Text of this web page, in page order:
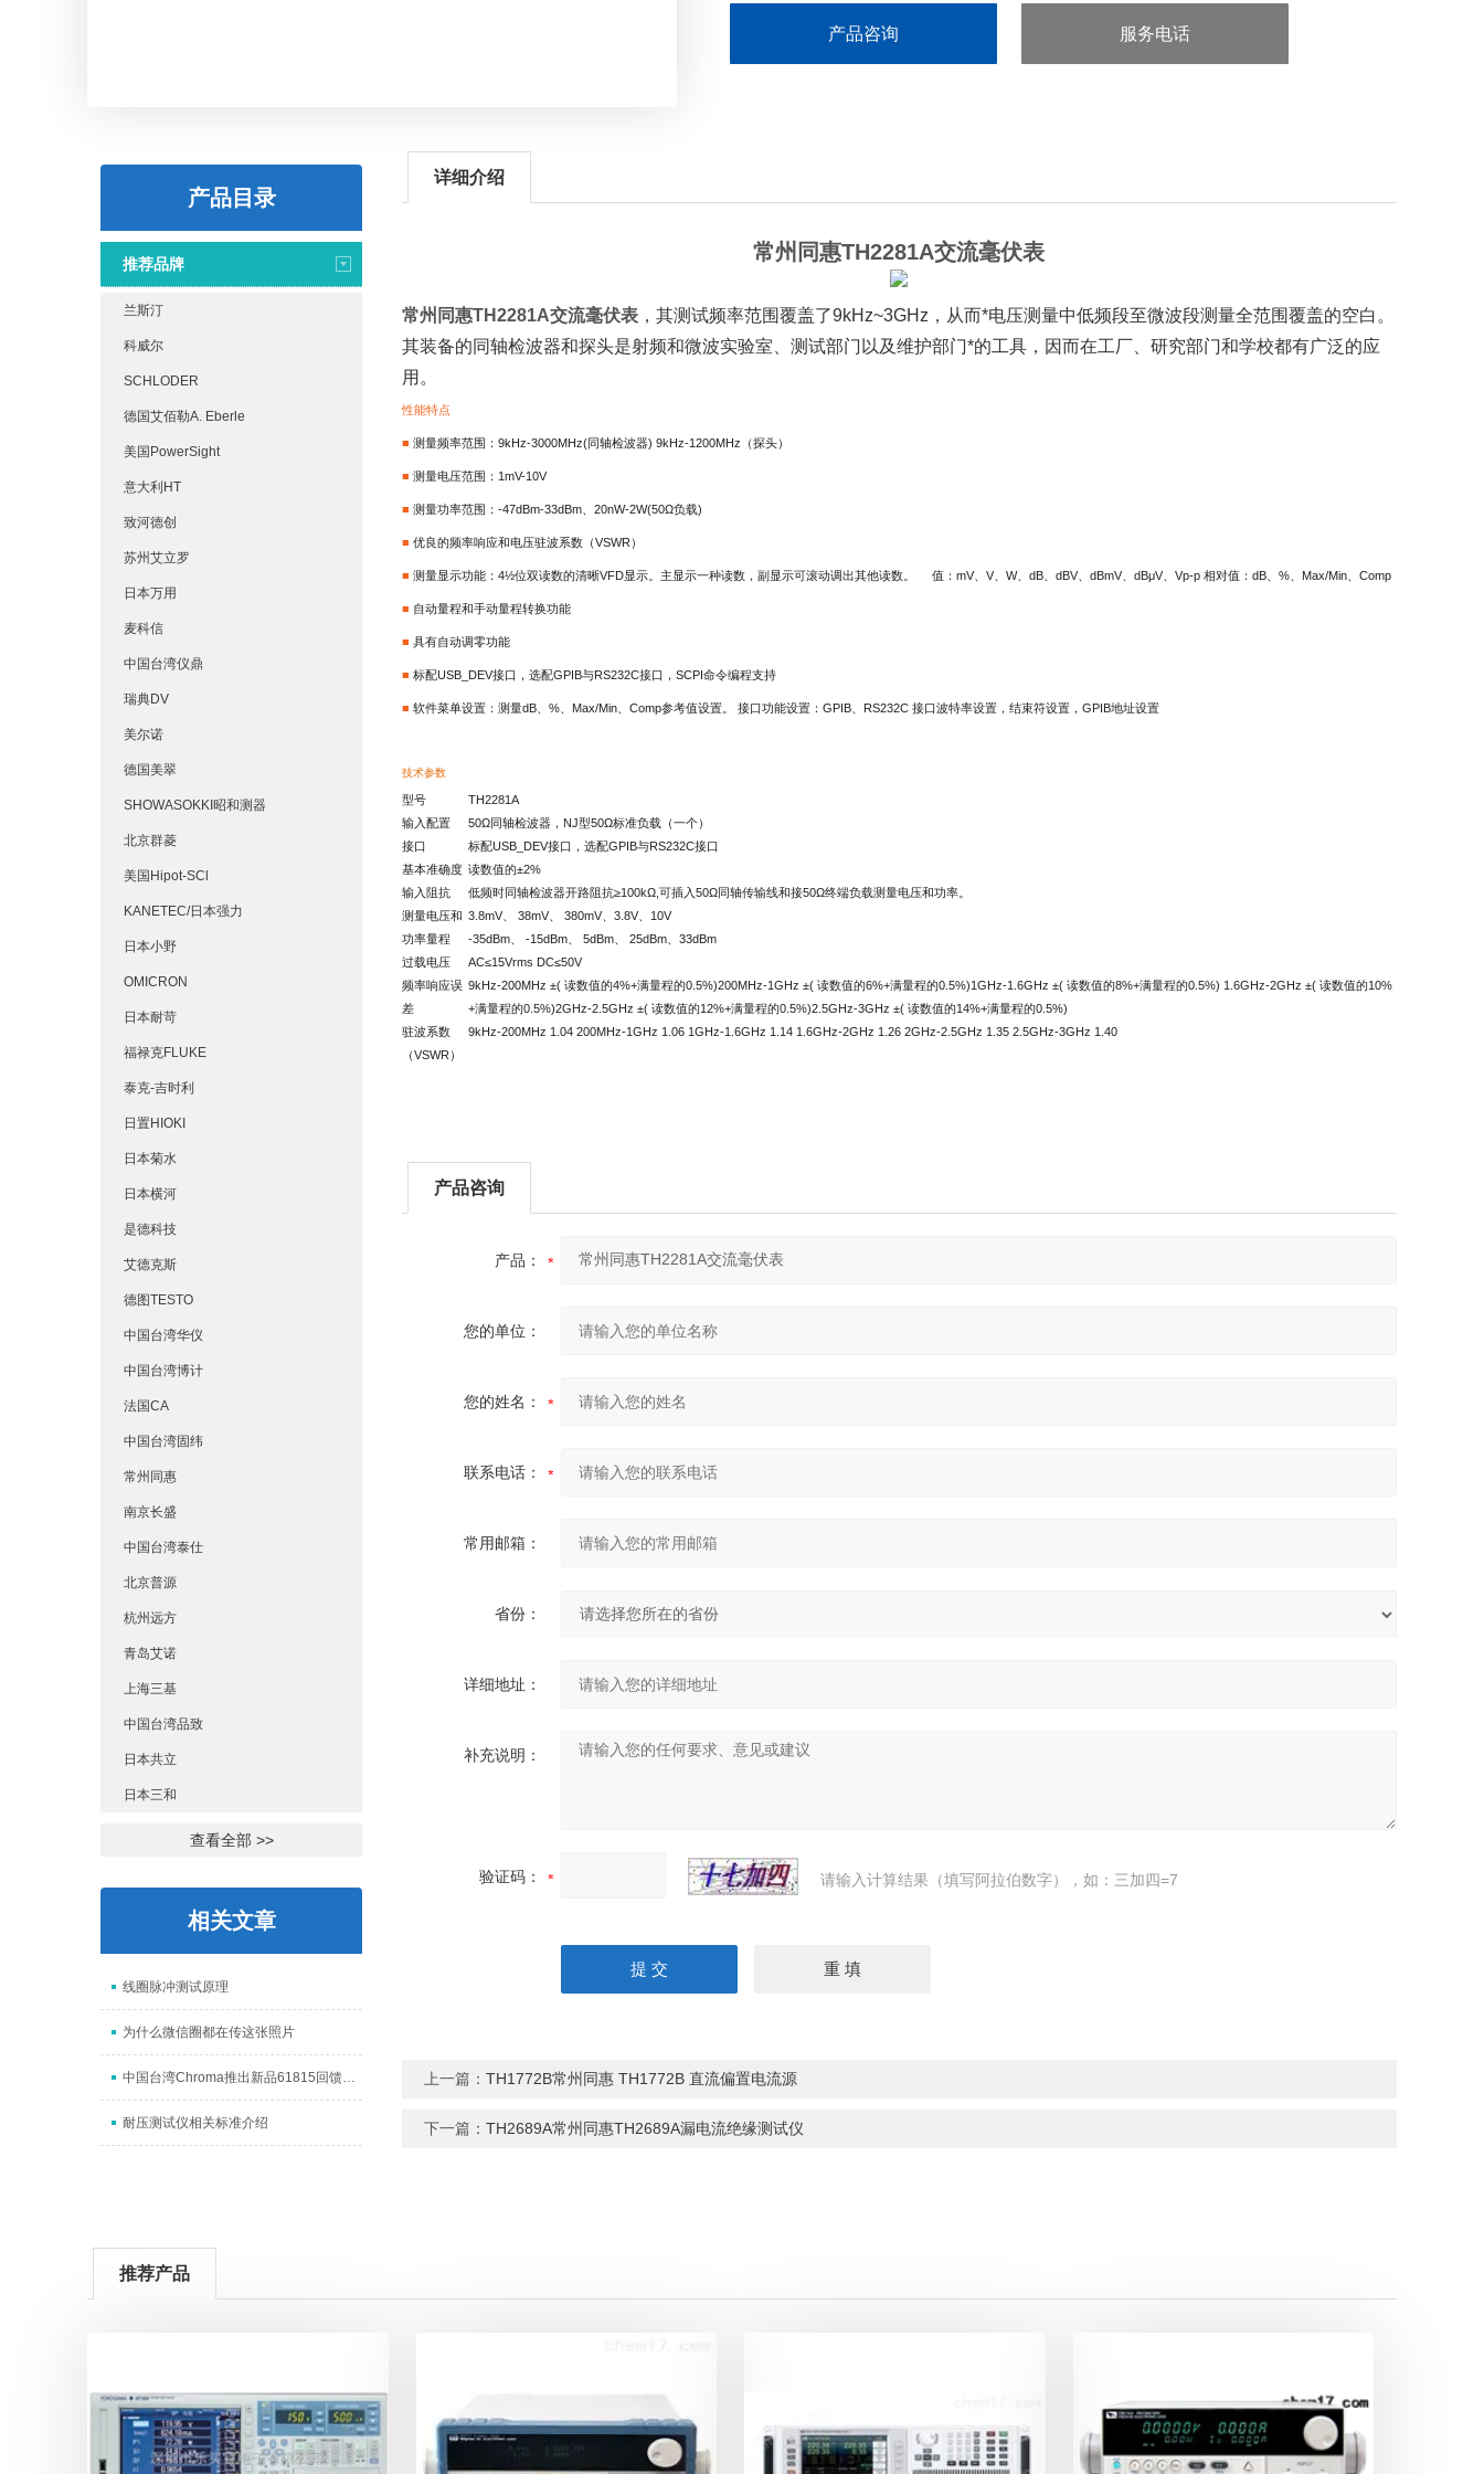
产品咨询 服务电话
产品目录
推荐品牌
兰斯汀
科威尔
SCHLODER
德国艾佰勒A. Eberle
美国PowerSight
意大利HT
致河德创
苏州艾立罗
日本万用
麦科信
中国台湾仪鼎
瑞典DV
美尔诺
德国美翠
SHOWASOKKI昭和测器
北京群菱
美国Hipot-SCl
KANETEC/日本强力
日本小野
OMICRON
日本耐苛
福禄克FLUKE
泰克-吉时利
日置HIOKI
日本菊水
日本横河
是德科技
艾德克斯
德图TESTO
中国台湾华仪
中国台湾博计
法国CA
中国台湾固纬
常州同惠
南京长盛
中国台湾泰仕
北京普源
杭州远方
青岛艾诺
上海三基
中国台湾品致
日本共立
日本三和
查看全部 >>
相关文章
线圈脉冲测试原理
为什么微信圈都在传这张照片
中国台湾Chroma推出新品61815回馈式交流电源
耐压测试仪相关标准介绍
详细介绍
常州同惠TH2281A交流毫伏表
常州同惠TH2281A交流毫伏表，其测试频率范围覆盖了9kHz~3GHz，从而*电压测量中低频段至微波段测量全范围覆盖的空白。
其装备的同轴检波器和探头是射频和微波实验室、测试部门以及维护部门*的工具，因而在工厂、研究部门和学校都有广泛的应
用。
性能特点
■ 测量频率范围：9kHz-3000MHz(同轴检波器) 9kHz-1200MHz（探头）
■ 测量电压范围：1mV-10V
■ 测量功率范围：-47dBm-33dBm、20nW-2W(50Ω负载)
■ 优良的频率响应和电压驻波系数（VSWR）
■ 测量显示功能：4½位双读数的清晰VFD显示。主显示一种读数，副显示可滚动调出其他读数。 值：mV、V、W、dB、dBV、dBmV、dBμV、Vp-p 相对值：dB、%、Max/Min、Comp
■ 自动量程和手动量程转换功能
■ 具有自动调零功能
■ 标配USB_DEV接口，选配GPIB与RS232C接口，SCPI命令编程支持
■ 软件菜单设置：测量dB、%、Max/Min、Comp参考值设置。 接口功能设置：GPIB、RS232C 接口波特率设置，结束符设置，GPIB地址设置
技术参数
型号
TH2281A
输入配置
50Ω同轴检波器，NJ型50Ω标准负载（一个）
接口
标配USB_DEV接口，选配GPIB与RS232C接口
基本准确度 读数值的±2%
输入阻抗
低频时同轴检波器开路阻抗≥100kΩ,可插入50Ω同轴传输线和接50Ω终端负载测量电压和功率。
测量电压和
功率量程
3.8mV、 38mV、 380mV、3.8V、10V
-35dBm、 -15dBm、 5dBm、 25dBm、33dBm
过载电压
AC≤15Vrms DC≤50V
频率响应误
差
9kHz-200MHz ±( 读数值的4%+满量程的0.5%)200MHz-1GHz ±( 读数值的6%+满量程的0.5%)1GHz-1.6GHz ±( 读数值的8%+满量程的0.5%) 1.6GHz-2GHz ±( 读数值的10%
+满量程的0.5%)2GHz-2.5GHz ±( 读数值的12%+满量程的0.5%)2.5GHz-3GHz ±( 读数值的14%+满量程的0.5%)
驻波系数
（VSWR）
9kHz-200MHz 1.04 200MHz-1GHz 1.06 1GHz-1.6GHz 1.14 1.6GHz-2GHz 1.26 2GHz-2.5GHz 1.35 2.5GHz-3GHz 1.40
产品咨询
产品：
您的单位：
您的姓名：
联系电话：
常用邮箱：
省份：
详细地址：
补充说明：
验证码： 请输入计算结果（填写阿拉伯数字），如：三加四=7
上一篇： TH1772B常州同惠 TH1772B 直流偏置电流源
下一篇： TH2689A常州同惠TH2689A漏电流绝缘测试仪
推荐产品